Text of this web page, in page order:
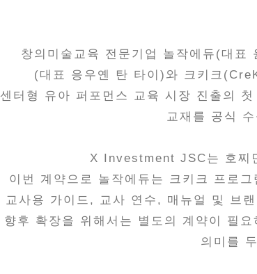
창의미술교육 전문기업 놀작에듀(대
(대표 응우옌 탄 타이)와 크키크
센터형 유아 퍼포먼스 교육 시장 진출의
교재를 공식
X Investment JSC는 호찌
이번 계약으로 놀작에듀는 크키크 프로
교사용 가이드, 교사 연수, 매뉴얼 및 브
향후 확장을 위해서는 별도의 계약이 필
의미를